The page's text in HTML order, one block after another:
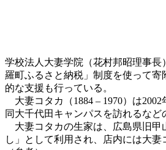
学校法人大妻学院（花村邦昭理事
羅町ふるさと納税」制度を使って
的な支援も行っている。
大妻コタカ（1884 – 1970）は
同大千代田キャンパスを訪れるなど
大妻コタカの生家は、広島県旧甲
し」として利用され、店内には大